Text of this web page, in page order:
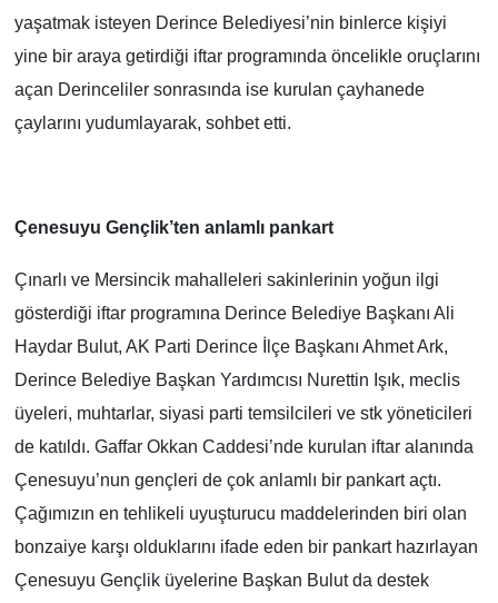
yaşatmak isteyen Derince Belediyesi’nin binlerce kişiyi
yine bir araya getirdiği iftar programında öncelikle oruçlarını
açan Derinceliler sonrasında ise kurulan çayhanede
çaylarını yudumlayarak, sohbet etti.
Çenesuyu Gençlik’ten anlamlı pankart
Çınarlı ve Mersincik mahalleleri sakinlerinin yoğun ilgi
gösterdiği iftar programına Derince Belediye Başkanı Ali
Haydar Bulut, AK Parti Derince İlçe Başkanı Ahmet Ark,
Derince Belediye Başkan Yardımcısı Nurettin Işık, meclis
üyeleri, muhtarlar, siyasi parti temsilcileri ve stk yöneticileri
de katıldı. Gaffar Okkan Caddesi’nde kurulan iftar alanında
Çenesuyu’nun gençleri de çok anlamlı bir pankart açtı.
Çağımızın en tehlikeli uyuşturucu maddelerinden biri olan
bonzaiye karşı olduklarını ifade eden bir pankart hazırlayan
Çenesuyu Gençlik üyelerine Başkan Bulut da destek